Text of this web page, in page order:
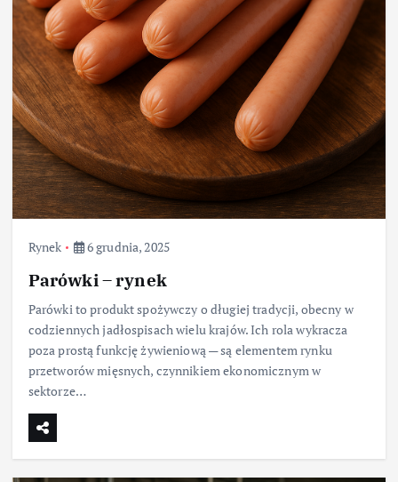
Rynek 6 grudnia, 2025
Parówki – rynek
Parówki to produkt spożywczy o długiej tradycji, obecny w
codziennych jadłospisach wielu krajów. Ich rola wykracza
poza prostą funkcję żywieniową — są elementem rynku
przetworów mięsnych, czynnikiem ekonomicznym w
sektorze…